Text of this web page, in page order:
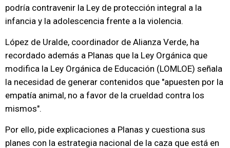
podría contravenir la Ley de protección integral a la
infancia y la adolescencia frente a la violencia.
López de Uralde, coordinador de Alianza Verde, ha
recordado además a Planas que la Ley Orgánica que
modifica la Ley Orgánica de Educación (LOMLOE) señala
la necesidad de generar contenidos que "apuesten por la
empatía animal, no a favor de la crueldad contra los
mismos".
Por ello, pide explicaciones a Planas y cuestiona sus
planes con la estrategia nacional de la caza que está en